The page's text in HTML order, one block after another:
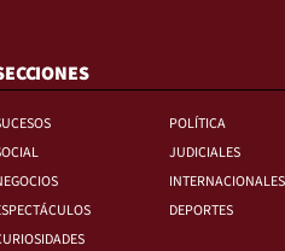
POLÍTICA
JUDICIALES
INTERNACIONALES
DEPORTES